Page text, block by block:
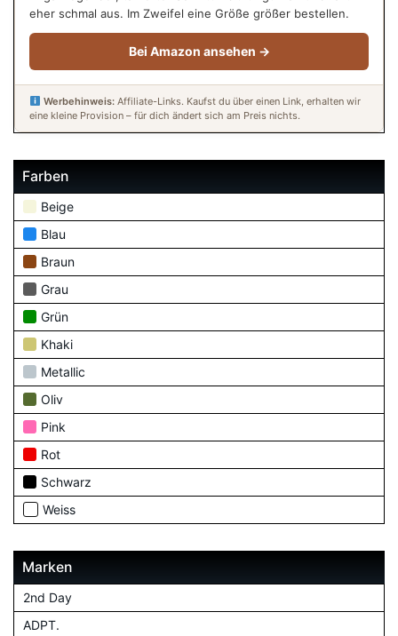
eher schmal aus. Im Zweifel eine Größe größer bestellen.
Bei Amazon ansehen →
Werbehinweis:Affiliate-Links. Kaufst du über einen Link, erhalten wir
eine kleine Provision – für dich ändert sich am Preis nichts.
Farben
Beige
Blau
Braun
Grau
Grün
Khaki
Metallic
Oliv
Pink
Rot
Schwarz
Weiss
Marken
2nd Day
ADPT.